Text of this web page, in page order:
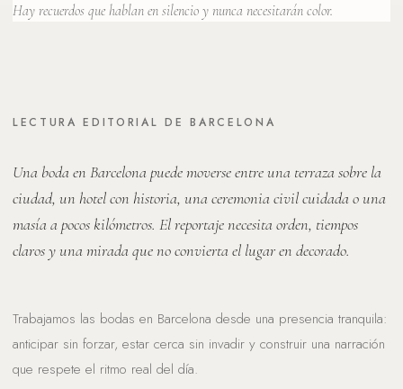
Hay recuerdos que hablan en silencio y nunca necesitarán color.
LECTURA EDITORIAL DE BARCELONA
Una boda en Barcelona puede moverse entre una terraza sobre la
ciudad, un hotel con historia, una ceremonia civil cuidada o una
masía a pocos kilómetros. El reportaje necesita orden, tiempos
claros y una mirada que no convierta el lugar en decorado.
Trabajamos las bodas en Barcelona desde una presencia tranquila:
anticipar sin forzar, estar cerca sin invadir y construir una narración
que respete el ritmo real del día.